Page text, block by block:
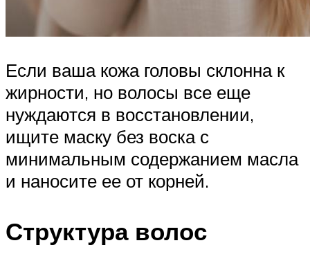
Если ваша кожа головы склонна к
жирности, но волосы все еще
нуждаются в восстановлении,
ищите маску без воска с
минимальным содержанием масла
и наносите ее от корней.
Структура волос